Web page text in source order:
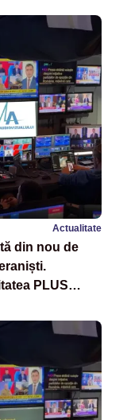
Actualitate
din nou de
PLUS